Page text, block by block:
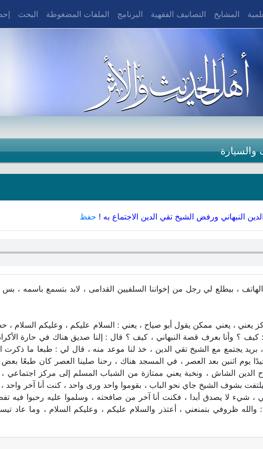
المشايخ التصانيف الفقهية البرنامج الملفات المضغوطة البحث
والسيارة
النبهاني ورفض الشيخ تقي الدين الاجتماع به ! حفظ
، بيطلع لي رجل من إخواننا السلفيين القدامى ، لابد بتسمع باسمه
، يعني ممكن يقول أبو صياح ، يعني : السلام عليكم ، وعليكم السلام ،
كيف ؟ وأنا بعرف قصة النبهاني ، كيف ؟ قال : إلنا صديق هناك في حارة
بريد يجتمع مع الشيخ تقي الدين ، خذ لنا موعد منه ، قال لي : طبعا ما
يوم اثنين بعد العصر ، في المسجد هناك ، رحنا صلينا العصر كان طبعًا
الشاش ، ونخبة يعني ممتازة من الشباب المسلم إلى مركز اجتماعي
بشوف الشيخ جاي نحو الباب ، بقوموا واحد ورى واحد ، كنت أنا آخر واحد
شيء لا يصدق أبدا ، فكنت أنا آخر من صافحته ، وسلموا عليه رحبوا فيه
ظروفي بتمنعني ، أعتذر والسلام عليكم ، وعليكم السلام ، وما عاد